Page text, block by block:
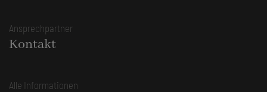
Ansprechpartner
Kontakt
Alle Informationen